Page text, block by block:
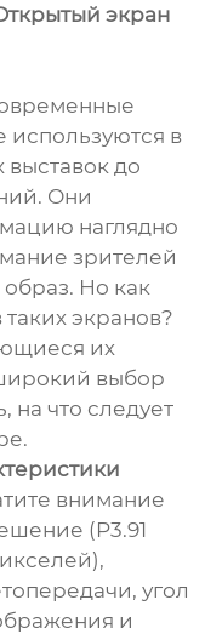
экран
используются в
выставок до
Они
наглядно
зрителей
Но как
экранов?
их
выбор
на что следует
внимание
(P3.91
угол
и